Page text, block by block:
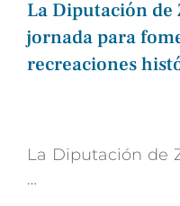
La Diputación de
jornada para
recreaciones
La Diputación de
…